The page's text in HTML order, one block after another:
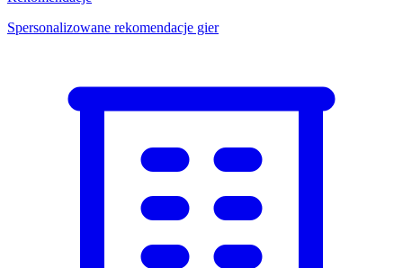
Spersonalizowane rekomendacje gier